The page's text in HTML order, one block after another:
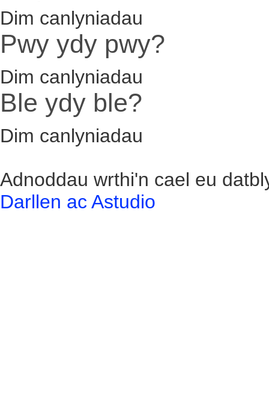
Dim canlyniadau
Pwy ydy pwy?
Dim canlyniadau
Ble ydy ble?
Dim canlyniadau
Adnoddau wrthi'n cael eu
Darllen ac Astudio